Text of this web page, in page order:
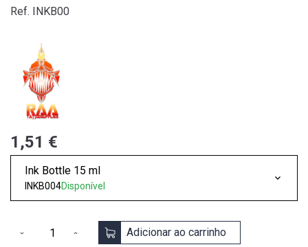
Ref. INKB00
1,51 €
Ink Bottle 15 ml
INKB004Disponível
Adicionar ao carrinho